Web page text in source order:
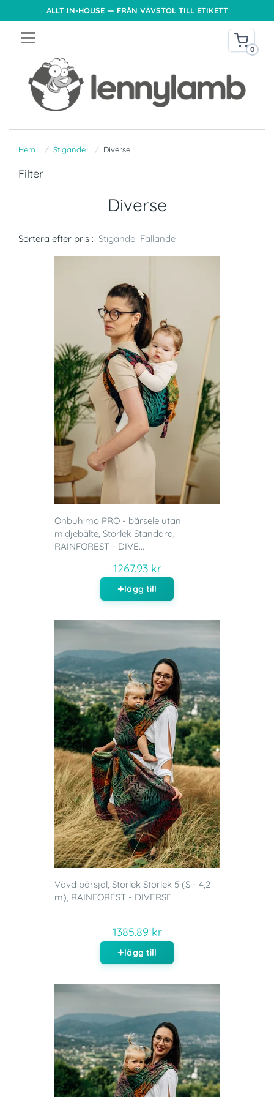
ALLT IN-HOUSE — FRÅN VÄVSTOL TILL ETIKETT
0
Hem Stigande Diverse
Filter
Diverse
Sortera efter pris : Stigande Fallande
Onbuhimo PRO - bärsele utan
midjebälte, Storlek Standard,
RAINFOREST - DIVE...
1267.93 kr
lägg till
Vävd bärsjal, Storlek Storlek 5 (S - 4,2
m), RAINFOREST - DIVERSE
1385.89 kr
lägg till